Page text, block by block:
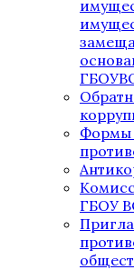
Формы
ГБОУ